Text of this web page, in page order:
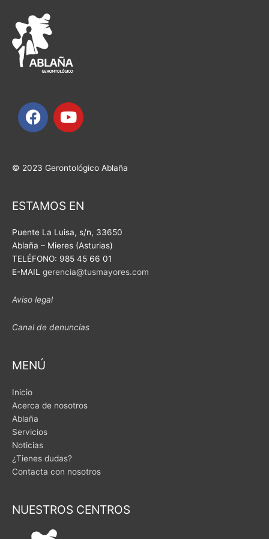
F
a
b
o
k
Y
o
u
e
© 2023 Gerontológico Ablaña
ESTAMOS EN
Puente La Luisa, s/n, 33650
Ablaña – Mieres (Asturias)
TELÉFONO: 985 45 66 01
E-MAIL gerencia@tusmayores.com
Aviso legal
Canal de denuncias
MENÚ
Inicio
Acerca de nosotros
Ablaña
Servicios
Noticias
¿Tienes dudas?
Contacta con nosotros
NUESTROS CENTROS